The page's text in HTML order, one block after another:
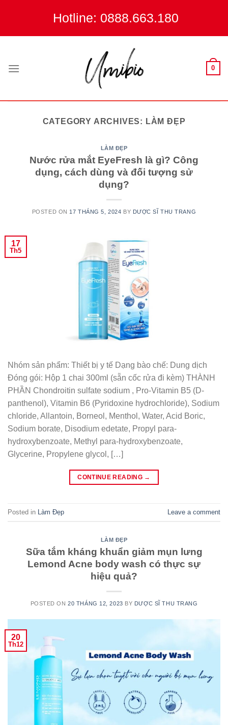
Hotline: 0888.663.180
0
CATEGORY ARCHIVES: LÀM ĐẸP
LÀM ĐẸP
Nước rửa mắt EyeFresh là gì? Công
dụng, cách dùng và đối tượng sử
dụng?
POSTED ON 17 THÁNG 5, 2024 BY DƯỢC SĨ THU TRANG
17
Th5
Nhóm sản phẩm: Thiết bị y tế Dạng bào chế: Dung dịch
Đóng gói: Hộp 1 chai 300ml (sẵn cốc rửa đi kèm) THÀNH
PHẦN Chondroitin sulfate sodium , Pro-Vitamin B5 (D-
panthenol), Vitamin B6 (Pyridoxine hydrochloride), Sodium
chloride, Allantoin, Borneol, Menthol, Water, Acid Boric,
Sodium borate, Disodium edetate, Propyl para-
hydroxybenzoate, Methyl para-hydroxybenzoate,
Glycerine, Propylene glycol, […]
CONTINUE READING →
Posted in Làm Đẹp Leave a comment
LÀM ĐẸP
Sữa tắm kháng khuẩn giảm mụn lưng
Lemond Acne body wash có thực sự
hiệu quả?
POSTED ON20 THÁNG 12, 2023 BY DƯỢC SĨ THU TRANG
20
Th12